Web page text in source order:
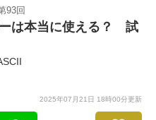
93回
は本当に使える？ 試
2025年07月21日 18時00分更新